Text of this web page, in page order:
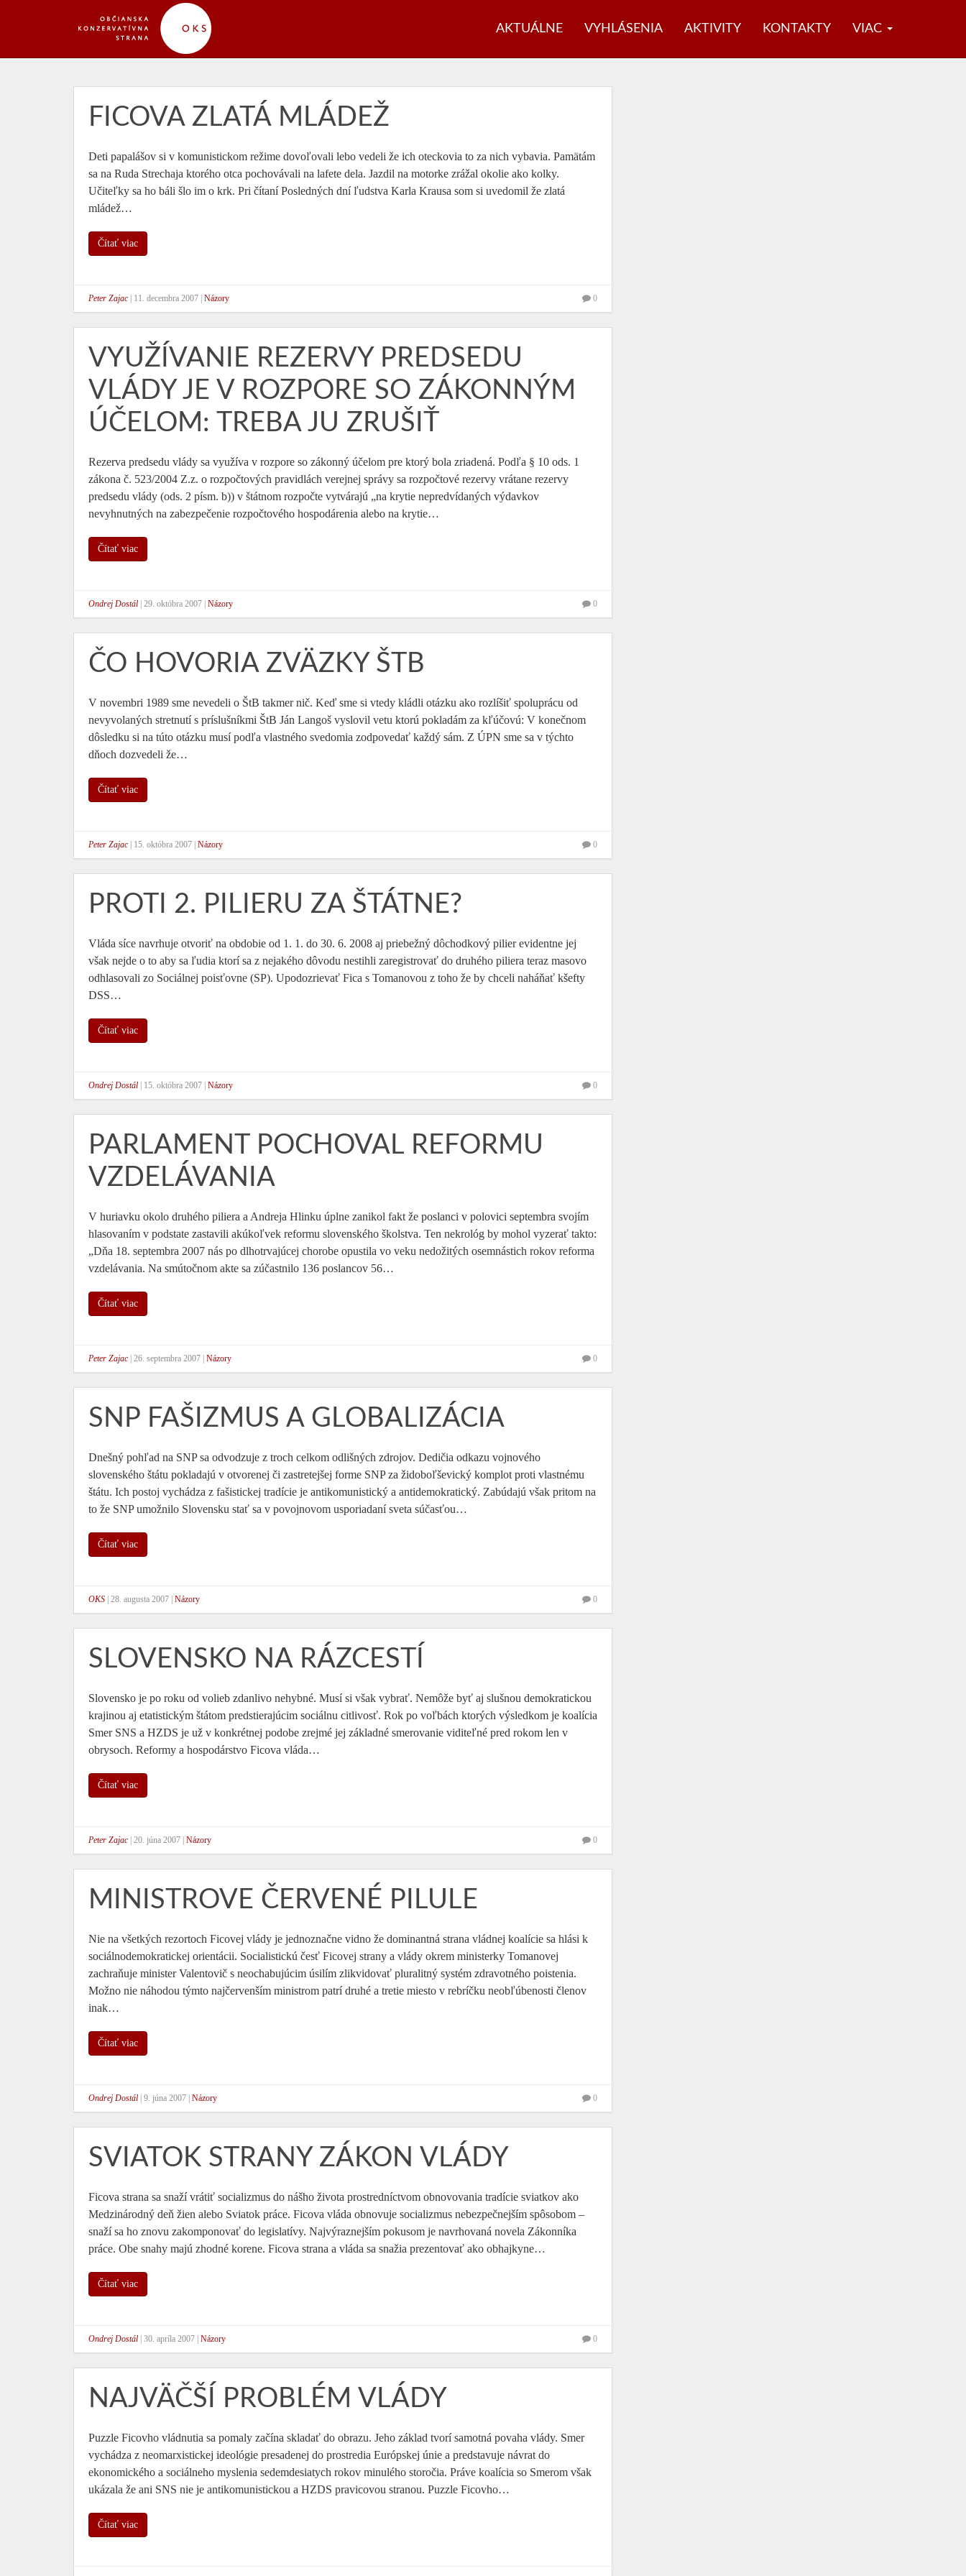
AKTUÁLNE VYHLÁSENIA AKTIVITY KONTAKTY VIAC
FICOVA ZLATÁ MLÁDEŽ
Deti papalášov si v komunistickom režime dovoľovali lebo vedeli že ich oteckovia to za nich vybavia. Pamätám
sa na Ruda Strechaja ktorého otca pochovávali na lafete dela. Jazdil na motorke zrážal okolie ako kolky.
Učiteľky sa ho báli šlo im o krk. Pri čítaní Posledných dní ľudstva Karla Krausa som si uvedomil že zlatá
mládež…
Čítať viac
Peter Zajac| 11. decembra 2007 Názory 0
VYUŽÍVANIE REZERVY PREDSEDU
VLÁDY JE V ROZPORE SO ZÁKONNÝM
ÚČELOM: TREBA JU ZRUŠIŤ
Rezerva predsedu vlády sa využíva v rozpore so zákonný účelom pre ktorý bola zriadená. Podľa § 10 ods. 1
zákona č. 523/2004 Z.z. o rozpočtových pravidlách verejnej správy sa rozpočtové rezervy vrátane rezervy
predsedu vlády (ods. 2 písm. b)) v štátnom rozpočte vytvárajú „na krytie nepredvídaných výdavkov
nevyhnutných na zabezpečenie rozpočtového hospodárenia alebo na krytie…
Čítať viac
Ondrej Dostál 29. októbra 2007 Názory 0
ČO HOVORIA ZVÄZKY ŠTB
V novembri 1989 sme nevedeli o ŠtB takmer nič. Keď sme si vtedy kládli otázku ako rozlíšiť spoluprácu od
nevyvolaných stretnutí s príslušníkmi ŠtB Ján Langoš vyslovil vetu ktorú pokladám za kľúčovú: V konečnom
dôsledku si na túto otázku musí podľa vlastného svedomia zodpovedať každý sám. Z ÚPN sme sa v týchto
dňoch dozvedeli že…
Čítať viac
Peter Zajac| 15. októbra 2007 Názory 0
PROTI 2. PILIERU ZA ŠTÁTNE?
Vláda síce navrhuje otvoriť na obdobie od 1. 1. do 30. 6. 2008 aj priebežný dôchodkový pilier evidentne jej
však nejde o to aby sa ľudia ktorí sa z nejakého dôvodu nestihli zaregistrovať do druhého piliera teraz masovo
odhlasovali zo Sociálnej poisťovne (SP). Upodozrievať Fica s Tomanovou z toho že by chceli naháňať kšefty
DSS…
Čítať viac
Ondrej Dostál 15. októbra 2007 Názory 0
PARLAMENT POCHOVAL REFORMU
VZDELÁVANIA
V huriavku okolo druhého piliera a Andreja Hlinku úplne zanikol fakt že poslanci v polovici septembra svojím
hlasovaním v podstate zastavili akúkoľvek reformu slovenského školstva. Ten nekrológ by mohol vyzerať takto:
„Dňa 18. septembra 2007 nás po dlhotrvajúcej chorobe opustila vo veku nedožitých osemnástich rokov reforma
vzdelávania. Na smútočnom akte sa zúčastnilo 136 poslancov 56…
Čítať viac
Peter Zajac| 26. septembra 2007 Názory 0
SNP FAŠIZMUS A GLOBALIZÁCIA
Dnešný pohľad na SNP sa odvodzuje z troch celkom odlišných zdrojov. Dedičia odkazu vojnového
slovenského štátu pokladajú v otvorenej či zastretejšej forme SNP za židoboľševický komplot proti vlastnému
štátu. Ich postoj vychádza z fašistickej tradície je antikomunistický a antidemokratický. Zabúdajú však pritom na
to že SNP umožnilo Slovensku stať sa v povojnovom usporiadaní sveta súčasťou…
Čítať viac
OKS 28. augusta 2007 Názory 0
SLOVENSKO NA RÁZCESTÍ
Slovensko je po roku od volieb zdanlivo nehybné. Musí si však vybrať. Nemôže byť aj slušnou demokratickou
krajinou aj etatistickým štátom predstierajúcim sociálnu citlivosť. Rok po voľbách ktorých výsledkom je koalícia
Smer SNS a HZDS je už v konkrétnej podobe zrejmé jej základné smerovanie viditeľné pred rokom len v
obrysoch. Reformy a hospodárstvo Ficova vláda…
Čítať viac
Peter Zajac| 20. júna 2007 Názory 0
MINISTROVE ČERVENÉ PILULE
Nie na všetkých rezortoch Ficovej vlády je jednoznačne vidno že dominantná strana vládnej koalície sa hlási k
sociálnodemokratickej orientácii. Socialistickú česť Ficovej strany a vlády okrem ministerky Tomanovej
zachraňuje minister Valentovič s neochabujúcim úsilím zlikvidovať pluralitný systém zdravotného poistenia.
Možno nie náhodou týmto najčervenším ministrom patrí druhé a tretie miesto v rebríčku neobľúbenosti členov
inak…
Čítať viac
Ondrej Dostál 9. júna 2007 Názory 0
SVIATOK STRANY ZÁKON VLÁDY
Ficova strana sa snaží vrátiť socializmus do nášho života prostredníctvom obnovovania tradície sviatkov ako
Medzinárodný deň žien alebo Sviatok práce. Ficova vláda obnovuje socializmus nebezpečnejším spôsobom –
snaží sa ho znovu zakomponovať do legislatívy. Najvýraznejším pokusom je navrhovaná novela Zákonníka
práce. Obe snahy majú zhodné korene. Ficova strana a vláda sa snažia prezentovať ako obhajkyne…
Čítať viac
Ondrej Dostál 30. apríla 2007 Názory 0
NAJVÄČŠÍ PROBLÉM VLÁDY
Puzzle Ficovho vládnutia sa pomaly začína skladať do obrazu. Jeho základ tvorí samotná povaha vlády. Smer
vychádza z neomarxistickej ideológie presadenej do prostredia Európskej únie a predstavuje návrat do
ekonomického a sociálneho myslenia sedemdesiatych rokov minulého storočia. Práve koalícia so Smerom však
ukázala že ani SNS nie je antikomunistickou a HZDS pravicovou stranou. Puzzle Ficovho…
Čítať viac